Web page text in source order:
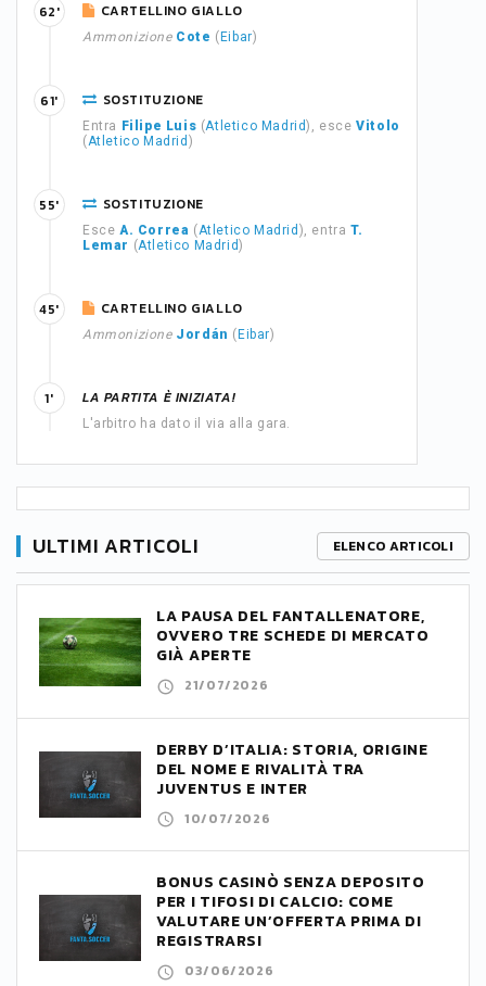
CARTELLINO GIALLO
Ammonizione Cote ( Eibar)
62'
SOSTITUZIONE
Entra Filipe Luis (Atletico Madrid), esceVitolo
(Atletico Madrid )
61'
SOSTITUZIONE
Esce A. Correa (Atletico Madrid ), entraT.
Lemar (Atletico Madrid)
55'
CARTELLINO GIALLO
Ammonizione Jordán ( Eibar)
45'
LA PARTITA È INIZIATA!
L'arbitro ha dato il via alla gara.
1'
ULTIMI ARTICOLI ELENCO ARTICOLI
LA PAUSA DEL FANTALLENATORE,
OVVERO TRE SCHEDE DI MERCATO
GIÀ APERTE
21/07/2026
DERBY D’ITALIA: STORIA, ORIGINE
DEL NOME E RIVALITÀ TRA
JUVENTUS E INTER
10/07/2026
BONUS CASINÒ SENZA DEPOSITO
PER I TIFOSI DI CALCIO: COME
VALUTARE UN’OFFERTA PRIMA DI
REGISTRARSI
03/06/2026